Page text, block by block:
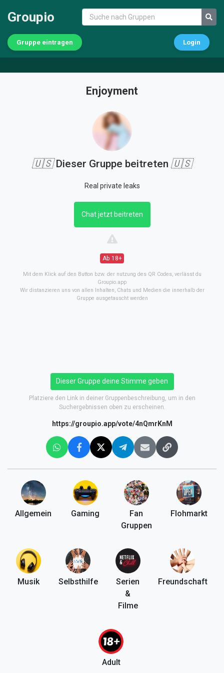
Groupio
Gruppe eintragen Login
Enjoyment
🇺🇸Dieser Gruppe beitreten 🇺🇸
Real private leaks
Chat jetzt beitreten
Ab 18+
Mit dem Klick auf den Button bzw. der nutzung des QR Codes, verlässt du
Groupio.app
Wir distanzieren uns von allen Inhalten, Chats und Medien die innerhalb der
Gruppe ausgetauscht werden
Dieser Gruppe deine Stimme geben
Platziere den Link in deiner Gruppenbeschreibung, um in den
Suchergebnissen oben zu erscheinen.
https://groupio.app/vote/4nQmrKnM
Allgemein Gaming
Fan
Gruppen
Flohmarkt
Musik Selbsthilfe
Serien
&
Filme
Freundschaft
Adult